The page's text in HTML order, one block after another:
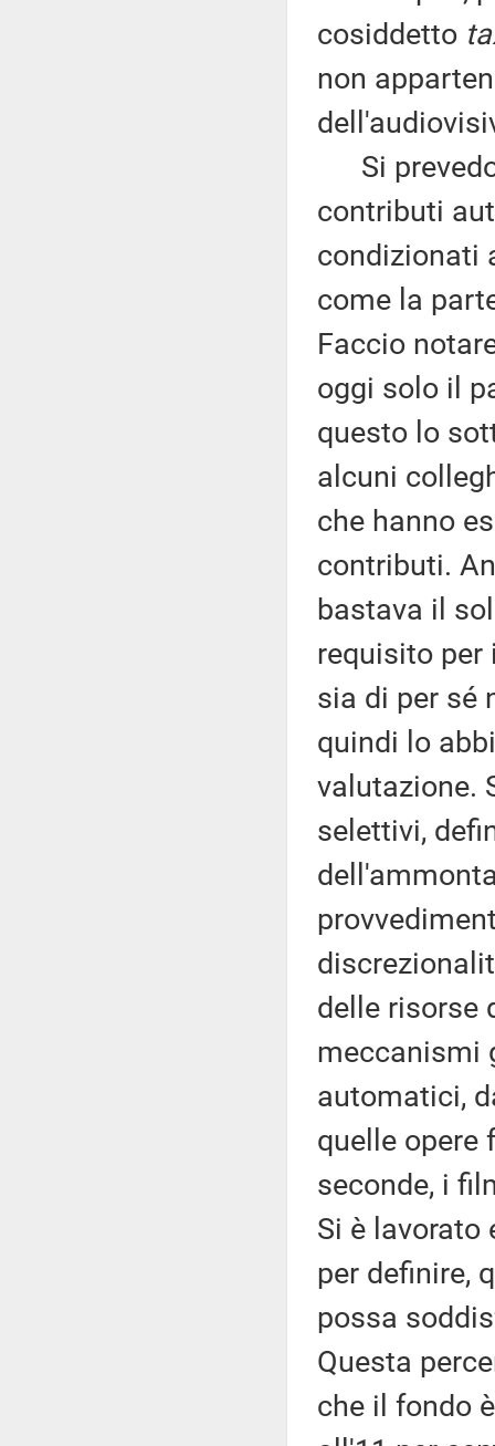
cosiddetto
non
Si
contributi
condizionati
come la
Faccio
oggi solo il
questo lo
alcuni
che hanno
contributi.
bastava il
requisito
sia di per sé
quindi lo
valutazione.
selettivi,
delle risorse
meccanismi
automatici,
quelle opere
seconde, i
Si è
per definire,
possa
Questa
che il fondo